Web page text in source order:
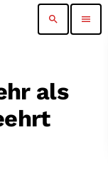
search menu
als